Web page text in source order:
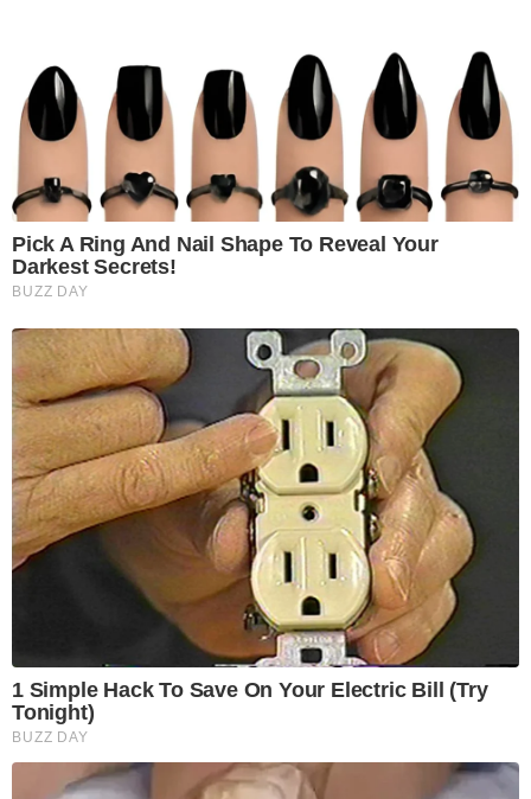
Pick A Ring And Nail Shape To Reveal Your
Darkest Secrets!
BUZZ DAY
1 Simple Hack To Save On Your Electric Bill (Try
Tonight)
BUZZ DAY